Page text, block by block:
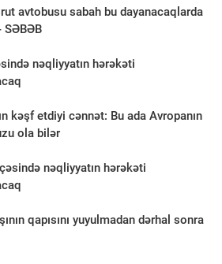
avtobusu sabah bu dayanacaqlarda
SƏBƏB
nəqliyyatın hərəkəti
kəşf etdiyi cənnət: Bu ada Avropanın
ola bilər
nəqliyyatın hərəkəti
qapısını yuyulmadan dərhal sonra